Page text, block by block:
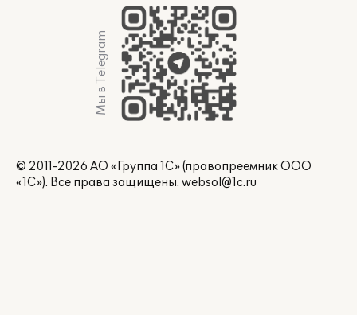
Мы в Telegram
© 2011-2026 АО «Группа 1С» (правопреемник ООО
«1С»). Все права защищены. websol@1c.ru